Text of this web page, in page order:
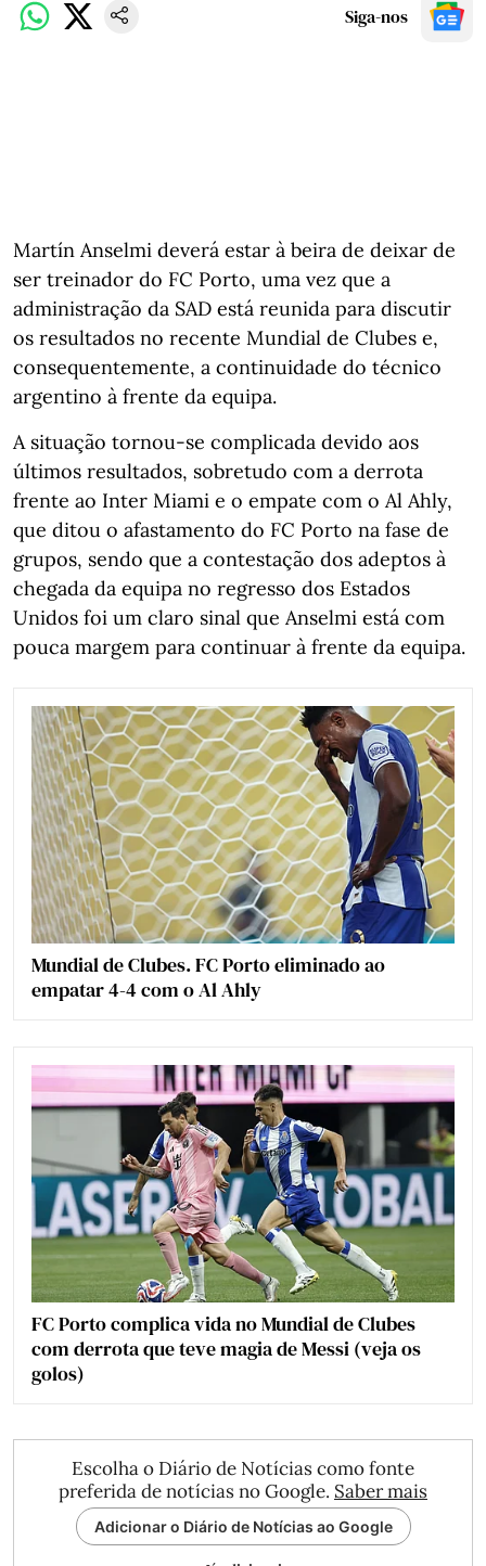
Siga-nos
Martín Anselmi deverá estar à beira de deixar de
ser treinador do FC Porto, uma vez que a
administração da SAD está reunida para discutir
os resultados no recente Mundial de Clubes e,
consequentemente, a continuidade do técnico
argentino à frente da equipa.
A situação tornou-se complicada devido aos
últimos resultados, sobretudo com a derrota
frente ao Inter Miami e o empate com o Al Ahly,
que ditou o afastamento do FC Porto na fase de
grupos, sendo que a contestação dos adeptos à
chegada da equipa no regresso dos Estados
Unidos foi um claro sinal que Anselmi está com
pouca margem para continuar à frente da equipa.
Mundial de Clubes. FC Porto eliminado ao
empatar 4-4 com o Al Ahly
FC Porto complica vida no Mundial de Clubes
com derrota que teve magia de Messi (veja os
golos)
Escolha o Diário de Notícias como fonte
preferida de notícias no Google. Saber mais
Adicionar o Diário de Notícias ao Google